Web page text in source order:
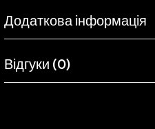
Додаткова інформація
Відгуки (0)